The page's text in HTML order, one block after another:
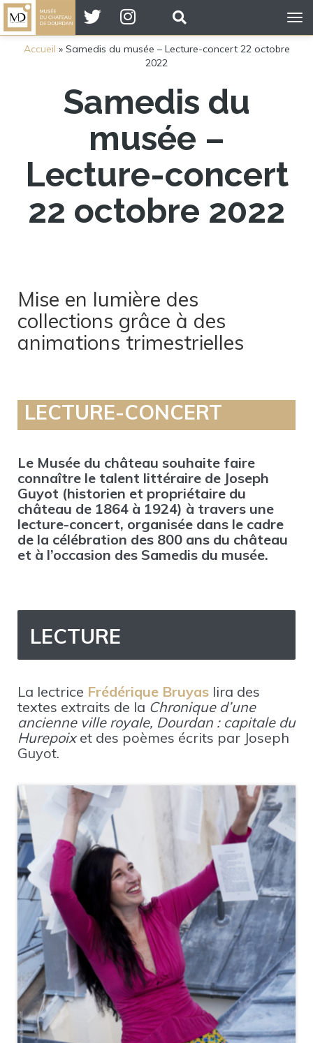
Accueil » Samedis du musée – Lecture-concert 22 octobre
2022
Samedis du
musée –
Lecture-concert
22 octobre 2022
Mise en lumière des
collections grâce à des
animations trimestrielles
LECTURE-CONCERT
Le Musée du château souhaite faire
connaître le talent littéraire de Joseph
Guyot (historien et propriétaire du
château de 1864 à 1924) à travers une
lecture-concert, organisée dans le cadre
de la célébration des 800 ans du château
et à l’occasion des Samedis du musée.
LECTURE
La lectrice Frédérique Bruyas lira des
textes extraits de la Chronique d’une
ancienne ville royale, Dourdan : capitale du
Hurepoixet des poèmes écrits par Joseph
Guyot.